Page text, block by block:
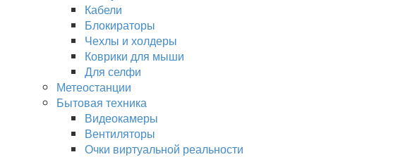
Кабели
Блокираторы
Чехлы и холдеры
Коврики для мыши
Для селфи
Метеостанции
Бытовая техника
Видеокамеры
Вентиляторы
Очки виртуальной реальности